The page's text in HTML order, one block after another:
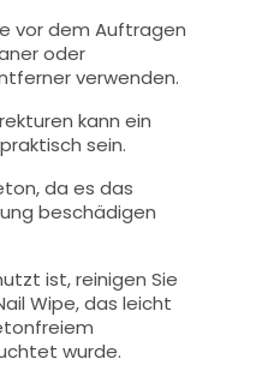
vor dem Auftragen
oder
verwenden.
kann ein
sein.
da es das
beschädigen
ist, reinigen Sie
Wipe, das leicht
wurde.